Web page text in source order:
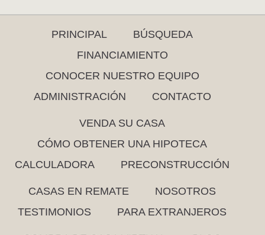
PRINCIPAL
BÚSQUEDA
FINANCIAMIENTO
CONOCER NUESTRO EQUIPO
ADMINISTRACIÓN
CONTACTO
VENDA SU CASA
CÓMO OBTENER UNA HIPOTECA
CALCULADORA
PRECONSTRUCCIÓN
CASAS EN REMATE
NOSOTROS
TESTIMONIOS
PARA EXTRANJEROS